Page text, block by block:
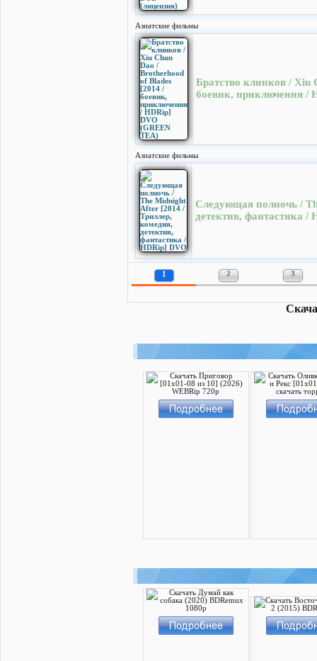
Азиатские фильмы
Братство клинков / Xiu
боевик, приключения /
Азиатские фильмы
Следующая полночь /
детектив, фантастика /
1 2 3